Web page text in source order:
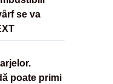
se va
poate primi